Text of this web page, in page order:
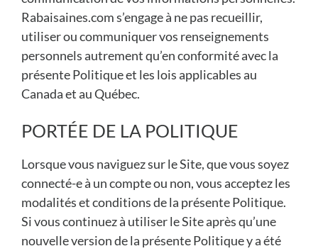
Rabaisaines.com s’engage à ne pas recueillir,
utiliser ou communiquer vos renseignements
personnels autrement qu’en conformité avec la
présente Politique et les lois applicables au
Canada et au Québec.
PORTÉE DE LA POLITIQUE
Lorsque vous naviguez sur le Site, que vous soyez
connecté-e à un compte ou non, vous acceptez les
modalités et conditions de la présente Politique.
Si vous continuez à utiliser le Site après qu’une
nouvelle version de la présente Politique y a été